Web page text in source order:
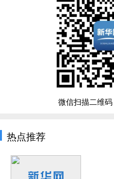
微信扫描二维
热点推荐